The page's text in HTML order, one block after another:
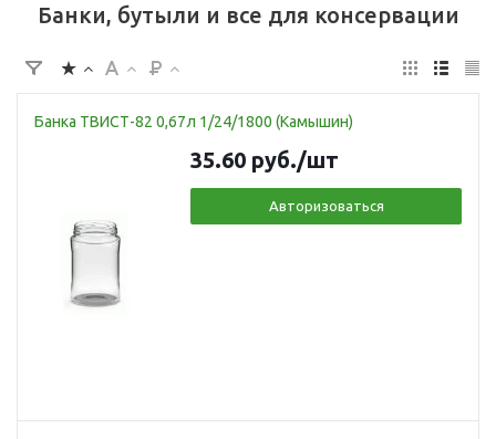
Банки, бутыли и все для консервации
Банка ТВИСТ-82 0,67л 1/24/1800 (Камышин)
35.60 руб./шт
Авторизоваться